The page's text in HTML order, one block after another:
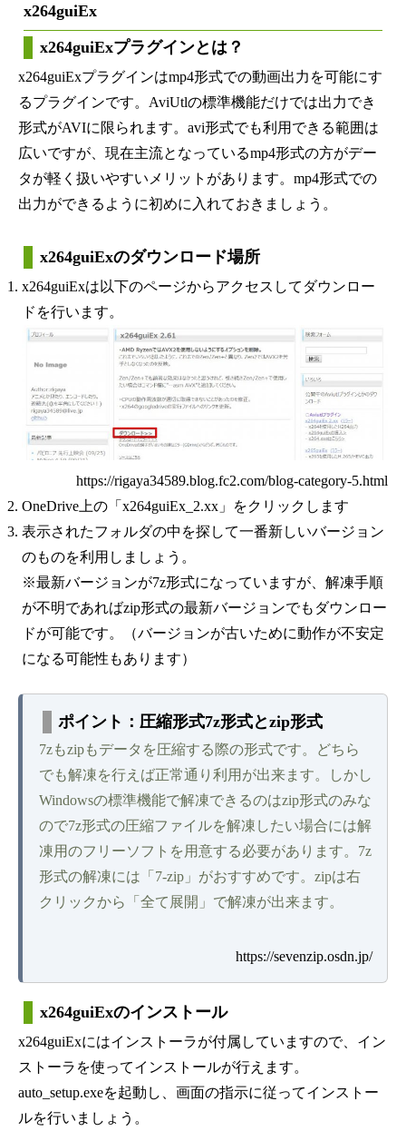
x264guiEx
x264guiExプラグインとは？
x264guiExプラグインはmp4形式での動画出力を可能にす
るプラグインです。AviUtlの標準機能だけでは出力でき
形式がAVIに限られます。avi形式でも利用できる範囲は
広いですが、現在主流となっているmp4形式の方がデー
タが軽く扱いやすいメリットがあります。mp4形式での
出力ができるように初めに入れておきましょう。
x264guiExのダウンロード場所
x264guiExは以下のページからアクセスしてダウンロー
ドを行います。
https://rigaya34589.blog.fc2.com/blog-category-5.html
OneDrive上の「x264guiEx_2.xx」をクリックします
表示されたフォルダの中を探して一番新しいバージョン
のものを利用しましょう。
※最新バージョンが7z形式になっていますが、解凍手順
が不明であればzip形式の最新バージョンでもダウンロー
ドが可能です。（バージョンが古いために動作が不安定
になる可能性もあります）
ポイント：圧縮形式7z形式とzip形式
7zもzipもデータを圧縮する際の形式です。どちら
でも解凍を行えば正常通り利用が出来ます。しかし
Windowsの標準機能で解凍できるのはzip形式のみな
ので7z形式の圧縮ファイルを解凍したい場合には解
凍用のフリーソフトを用意する必要があります。7z
形式の解凍には「7-zip」がおすすめです。zipは右
クリックから「全て展開」で解凍が出来ます。
https://sevenzip.osdn.jp/
x264guiExのインストール
x264guiExにはインストーラが付属していますので、イン
ストーラを使ってインストールが行えます。
auto_setup.exeを起動し、画面の指示に従ってインストー
ルを行いましょう。